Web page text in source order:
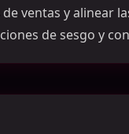
ventas y alinear
de sesgo y